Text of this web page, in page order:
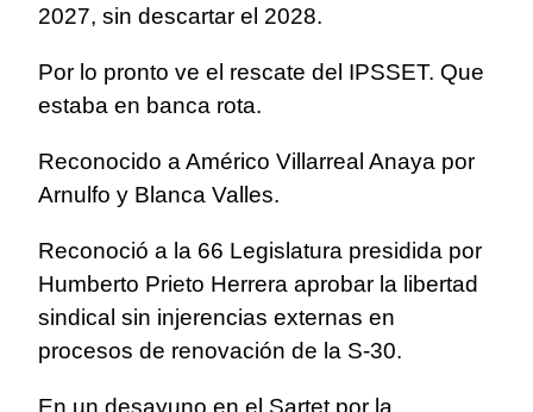
2027, sin descartar el 2028.
Por lo pronto ve el rescate del IPSSET. Que
estaba en banca rota.
Reconocido a Américo Villarreal Anaya por
Arnulfo y Blanca Valles.
Reconoció a la 66 Legislatura presidida por
Humberto Prieto Herrera aprobar la libertad
sindical sin injerencias externas en
procesos de renovación de la S-30.
En un desayuno en el Sartet por la